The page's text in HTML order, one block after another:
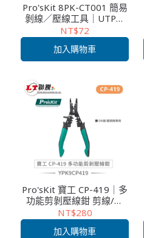
Pro'sKit 8PK-CT001 簡易
剝線／壓線工具｜UTP／
STP 外絕緣剝皮・110 型
壓線功能・不傷芯線・操
作簡便
NT$72
加入購物車
Pro'sKit 寶工 CP-419｜多
功能剪剝壓線鉗 剪線/剝
線/壓線 三合一 技能檢定
專用款
NT$280
加入購物車